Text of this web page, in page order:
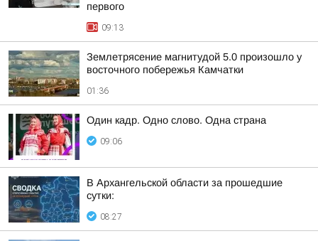
первого
09:13
Землетрясение магнитудой 5.0 произошло у
восточного побережья Камчатки
01:36
Один кадр. Одно слово. Одна страна
09:06
В Архангельской области за прошедшие
сутки:
08:27